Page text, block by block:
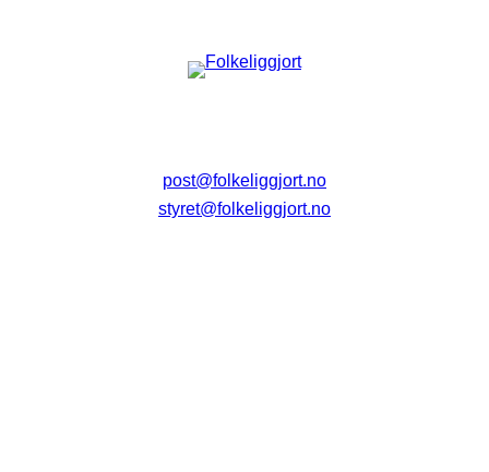
post@folkeliggjort.no
styret@folkeliggjort.no